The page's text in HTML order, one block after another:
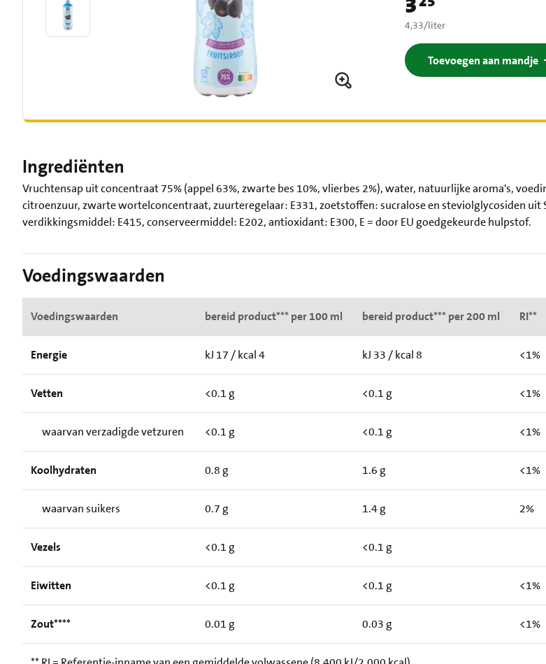
€ 4,33 per liter
4,33/liter
Toevoegen aan mandje
Ingrediënten
Vruchtensap uit concentraat 75% (appel 63%, zwarte bes 10%, vlierbes 2%), water, natuurlijke aroma's,
citroenzuur, zwarte wortelconcentraat, zuurteregelaar: E331, zoetstoffen: sucralose en steviolglycosiden uit
verdikkingsmiddel: E415, conserveermiddel: E202, antioxidant: E300, E = door EU goedgekeurde hulpstof.
Voedingswaarden
Voedingswaarden bereid product*** per 100 ml bereid product*** per 200 ml RI**
Energie kJ 17 / kcal 4 kJ 33 / kcal 8 <1%
Vetten <0.1 g <0.1 g <1%
waarvan verzadigde vetzuren <0.1 g <0.1 g <1%
Koolhydraten 0.8 g 1.6 g <1%
waarvan suikers 0.7 g 1.4 g 2%
Vezels <0.1 g <0.1 g
Eiwitten <0.1 g <0.1 g <1%
Zout**** 0.01 g 0.03 g <1%